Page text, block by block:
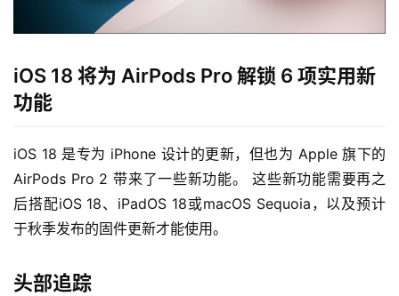
iOS 18 将为 AirPods Pro 解锁 6 项实用新
功能
iOS 18 是专为 iPhone 设计的更新，但也为 Apple 旗下的
AirPods Pro 2 带来了一些新功能。 这些新功能需要再之
后搭配iOS 18、iPadOS 18或macOS Sequoia，以及预计
于秋季发布的固件更新才能使用。
头部追踪